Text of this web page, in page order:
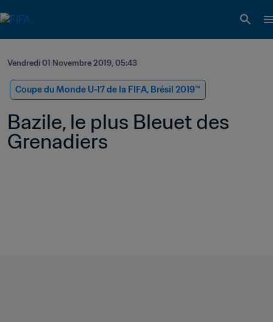
Vendredi 01 Novembre 2019, 05:43
Coupe du Monde U-17 de la FIFA, Brésil 2019™
Bazile, le plus Bleuet des
Grenadiers